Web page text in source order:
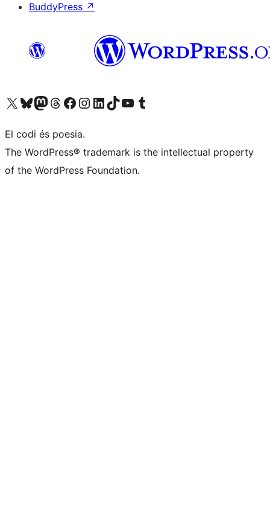
BuddyPress ↗
Visiteu el nostre compte X (abans Twitter)
Visiteu el nostre compte de Bluesky
Visiteu el nostre compte al Mastodon
Visiteu el nostre compte de Threads
Visiteu la nostra pàgina al Facebook
Visiteu el nostre compte d'Instagram
Visiteu el nostre compte de LinkedIn
Visiteu el nostre compte de TikTok
Visiteu el nostre canal al YouTube
Visiteu el nostre compte de Tumblr
El codi és poesia.
The WordPress® trademark is the intellectual property
of the WordPress Foundation.